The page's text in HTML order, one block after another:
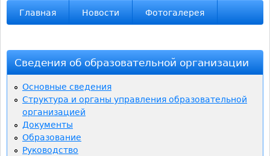
д
с
ь
Главная
Новости Фотогалерея
Сведения об образовательной организации
Основные сведения
Структура и органы управления образовательной
организацией
Документы
Образование
Руководство